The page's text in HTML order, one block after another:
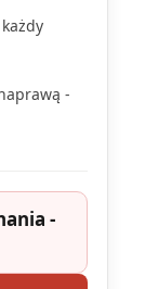
-
-